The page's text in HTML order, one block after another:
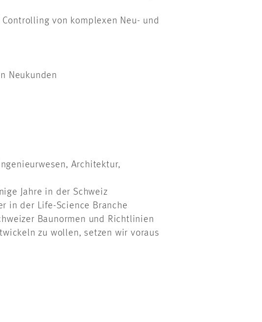
von komplexen Neu- und
Neukunden
Architektur,
Jahre in der Schweiz
in der Life-Science Branche
Baunormen und Richtlinien
zu wollen, setzen wir voraus